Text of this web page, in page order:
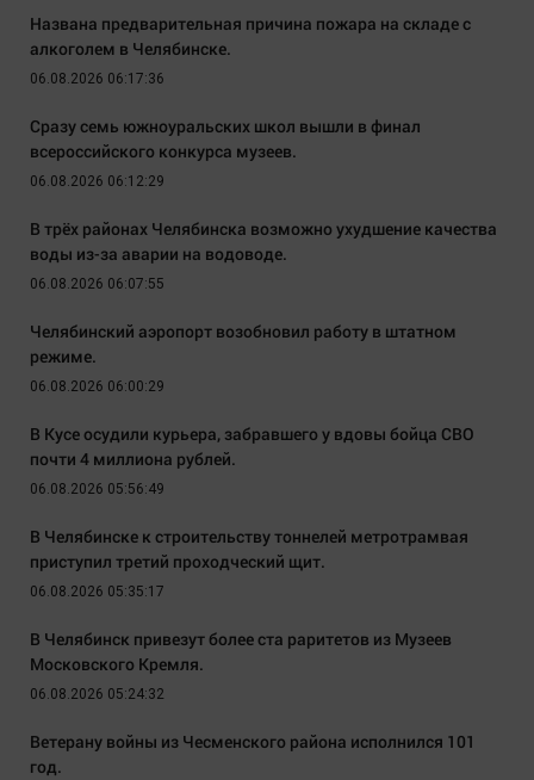
Названа предварительная причина пожара на складе с
алкоголем в Челябинске.
06.08.2026 06:17:36
Сразу семь южноуральских школ вышли в финал
всероссийского конкурса музеев.
06.08.2026 06:12:29
В трёх районах Челябинска возможно ухудшение качества
воды из-за аварии на водоводе.
06.08.2026 06:07:55
Челябинский аэропорт возобновил работу в штатном
режиме.
06.08.2026 06:00:29
В Кусе осудили курьера, забравшего у вдовы бойца СВО
почти 4 миллиона рублей.
06.08.2026 05:56:49
В Челябинске к строительству тоннелей метротрамвая
приступил третий проходческий щит.
06.08.2026 05:35:17
В Челябинск привезут более ста раритетов из Музеев
Московского Кремля.
06.08.2026 05:24:32
Ветерану войны из Чесменского района исполнился 101
год.